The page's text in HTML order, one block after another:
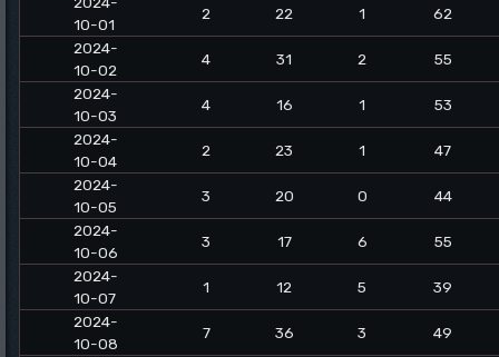
10-01
2 22 1
62
2024-
10-02
4 31 2
55
2024-
10-03
4 16 1
53
2024-
10-04
2 23 1
47
2024-
10-05
3 20 0
44
2024-
10-06
3 17 6
55
2024-
10-07
1 12 5
39
2024-
10-08
7 36 3
49